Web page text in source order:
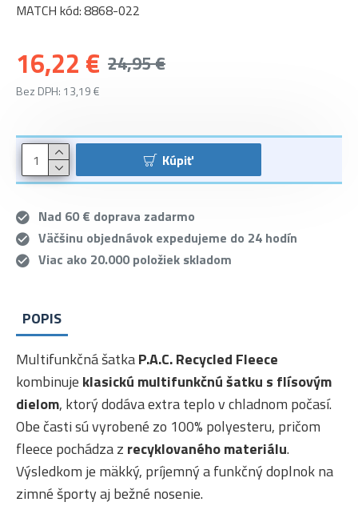
16,22 € 24,95 €
Bez DPH: 13,19 €
MATCH kód:8868-022
Kúpiť
Nad 60 € doprava zadarmo
Väčšinu objednávok expedujeme do 24 hodín
Viac ako 20.000 položiek skladom
POPIS
Multifunkčná šatkaP.A.C. Recycled Fleece
kombinuje klasickú multifunkčnú šatku s flísovým
dielom, ktorý dodáva extra teplo v chladnom počasí.
Obe časti sú vyrobené zo 100% polyesteru, pričom
fleece pochádza z recyklovaného materiálu.
Výsledkom je mäkký, príjemný a funkčný doplnok na
zimné športy aj bežné nosenie.